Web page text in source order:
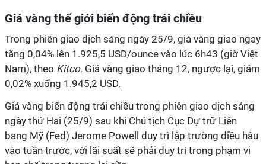
Giá vàng thế giới biến động trái chiều
Trong phiên giao dịch sáng ngày 25/9, giá vàng giao ngay
tăng 0,04% lên 1.925,5 USD/ounce vào lúc 6h43 (giờ Việt
Nam), theo Kitco. Giá vàng giao tháng 12, ngược lại, giảm
0,02% xuống 1.945,2 USD.
Giá vàng biến động trái chiều trong phiên giao dịch sáng
ngày thứ Hai (25/9) sau khi Chủ tịch Cục Dự trữ Liên
bang Mỹ (Fed) Jerome Powell duy trì lập trường diều hâu
vào tuần trước, với lãi suất sẽ phải duy trì trong phạm vi